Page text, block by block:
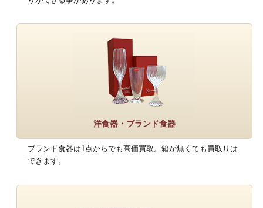
洋食器・ブランド食器
ブランド食器は1点からでも高価買取。箱が無くても買取りは
できます。